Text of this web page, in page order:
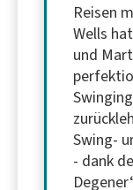
Reisen
Wells
und
Swing-
- dank